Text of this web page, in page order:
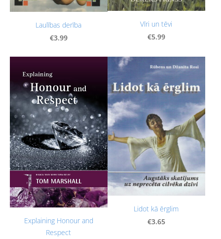
Laulības derība
€3.99
Vīri un tēvi
€5.99
Explaining Honour and
Respect
Lidot kā ērglim
€3.65